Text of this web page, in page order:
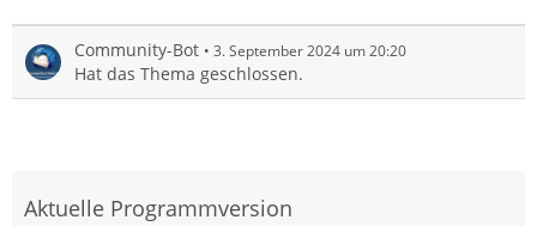
Community-Bot 3. September 2024 um 20:20
Hat das Thema geschlossen.
Aktuelle Programmversion